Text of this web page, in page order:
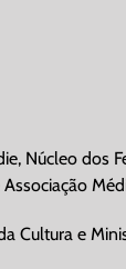
Núcleo
Cultura e